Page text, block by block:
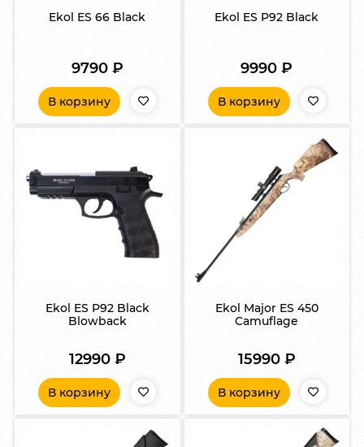
Ekol ES 66 Black
9790 ₽
В корзину
Ekol ES P92 Black
9990₽
В корзину
Ekol ES P92 Black
Blowback
12990 ₽
В корзину
Ekol Major ES 450
Camuflage
15990 ₽
В корзину